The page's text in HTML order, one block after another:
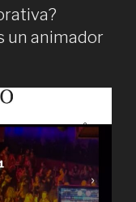
un animador